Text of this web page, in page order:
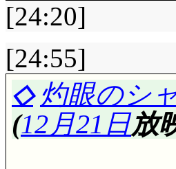
評価
えー, あ
い……。こ
[24:20]
[24:55]
◇ 灼眼のシ
(12月21日放